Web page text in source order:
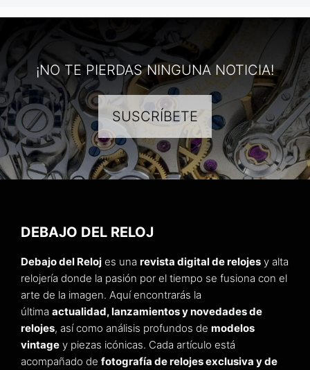
¡NO TE PIERDAS NINGUNA NOTICIA!
SUSCRÍBETE
DEBAJO DEL RELOJ
Debajo del Reloj es una revista digital de relojes y alta
relojería donde la pasión por el tiempo se fusiona con el
arte de la imagen. Aquí encontrarás la
última actualidad, lanzamientos y novedades de
relojes, así como análisis profundos de modelos
vintage y piezas icónicas. Cada artículo está
acompañado de fotografía de relojes exclusiva y de